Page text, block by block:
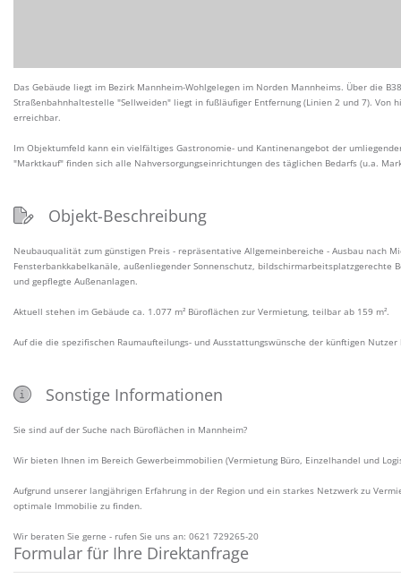
Das Gebäude liegt im Bezirk Mannheim-Wohlgelegen im Norden Mannheims. Über die
Straßenbahnhaltestelle "Sellweiden" liegt in fußläufiger Entfernung (Linien 2 und 7). Von
erreichbar.
Im Objektumfeld kann ein vielfältiges Gastronomie- und Kantinenangebot der
"Marktkauf" finden sich alle Nahversorgungseinrichtungen des täglichen Bedarfs (u.a.
Objekt-Beschreibung
Neubauqualität zum günstigen Preis - repräsentative Allgemeinbereiche - Ausbau nach
Fensterbankkabelkanäle, außenliegender Sonnenschutz,
und gepflegte Außenanlagen.
Aktuell stehen im Gebäude ca. 1.077 m² Büroflächen zur Vermietung, teilbar ab 159 m².
Auf die die spezifischen Raumaufteilungs- und Ausstattungswünsche der künftigen
Sonstige Informationen
Sie sind auf der Suche nach Büroflächen in Mannheim?
Wir bieten Ihnen im Bereich Gewerbeimmobilien (Vermietung Büro, Einzelhandel und
Aufgrund unserer langjährigen Erfahrung in der Region und ein starkes Netzwerk zu
optimale Immobilie zu finden.
Wir beraten Sie gerne - rufen Sie uns an: 0621 729265-20
Formular für Ihre Direktanfrage
Zulassung*